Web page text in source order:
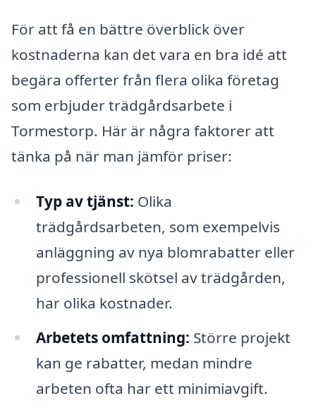
För att få en bättre överblick över
kostnaderna kan det vara en bra idé att
begära offerter från flera olika företag
som erbjuder trädgårdsarbete i
Tormestorp. Här är några faktorer att
tänka på när man jämför priser:
Typ av tjänst: Olika
trädgårdsarbeten, som exempelvis
anläggning av nya blomrabatter eller
professionell skötsel av trädgården,
har olika kostnader.
Arbetets omfattning: Större projekt
kan ge rabatter, medan mindre
arbeten ofta har ett minimiavgift.